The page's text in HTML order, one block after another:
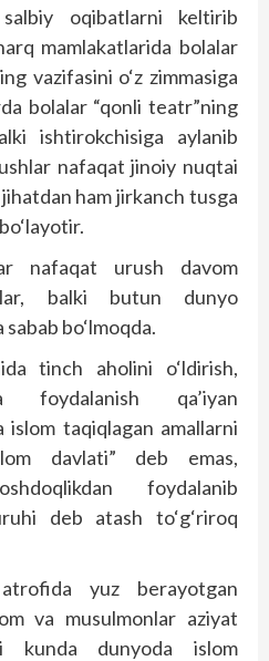
oqibatlarni keltirib
mamlakatlarida bolalar
vazifasini o‘z zimmasiga
bolalar “qonli teatr”ning
ishtirokchisiga aylanib
nafaqat jinoiy nuqtai
ham jirkanch tusga
nafaqat urush davom
balki butun dunyo
bo‘lmoqda.
tinch aholini o‘ldirish,
foydalanish qa’iyan
islom taqiqlagan amallarni
davlati” deb emas,
foydalanib
deb atash to‘g‘riroq
yuz berayotgan
va musulmonlar aziyat
kunda dunyoda islom